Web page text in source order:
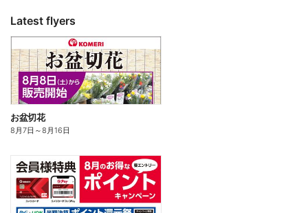
Latest flyers
お盆切花
8月7日 ～8月16日